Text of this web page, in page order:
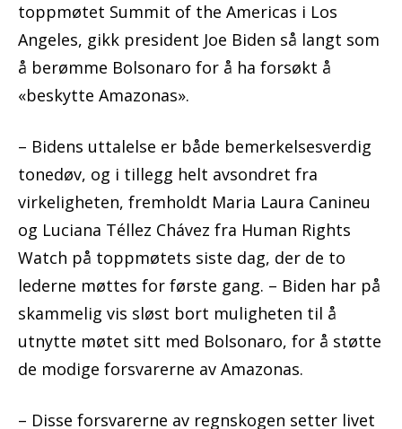
toppmøtet Summit of the Americas i Los
Angeles, gikk president Joe Biden så langt som
å berømme Bolsonaro for å ha forsøkt å
«beskytte Amazonas».
– Bidens uttalelse er både bemerkelsesverdig
tonedøv, og i tillegg helt avsondret fra
virkeligheten, fremholdt Maria Laura Canineu
og Luciana Téllez Chávez fra Human Rights
Watch på toppmøtets siste dag, der de to
lederne møttes for første gang. – Biden har på
skammelig vis sløst bort muligheten til å
utnytte møtet sitt med Bolsonaro, for å støtte
de modige forsvarerne av Amazonas.
– Disse forsvarerne av regnskogen setter livet